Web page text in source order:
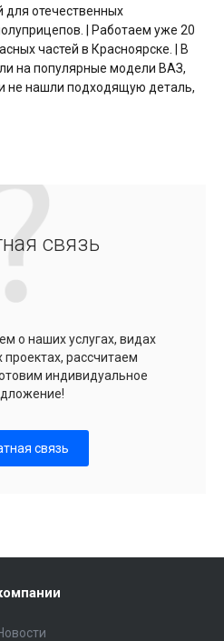
для отечественных
| Работаем уже 20
частей в Красноярске. | В
на популярные модели ВАЗ,
не нашли подходящую деталь,
связь
о наших услугах, видах
проектах, рассчитаем
индивидуальное
связь